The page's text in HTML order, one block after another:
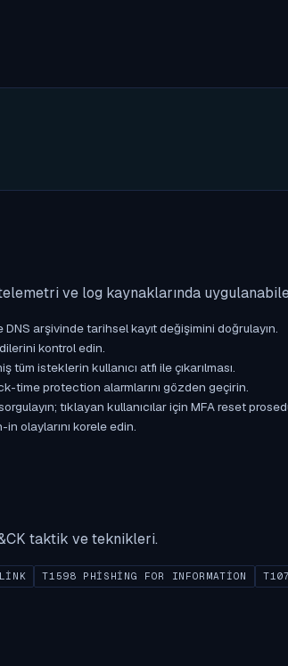
ve log kaynaklarında
arşivinde tarihsel kayıt değişimini doğrulayın.
kontrol edin.
isteklerin kullanıcı atfı ile çıkarılması.
time protection alarmlarını gözden geçirin.
tıklayan kullanıcılar için MFA reset
olaylarını korele edin.
taktik ve teknikleri.
T1598 PHISHING FOR INFORMATION